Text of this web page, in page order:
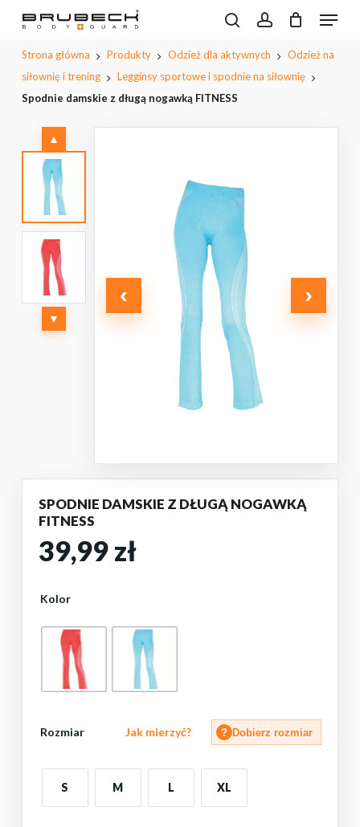
głównej
Wyszukiwarka
Menu
Strona główna Produkty Odzież dla aktywnych
Odzież na
siłownię i trening
Legginsy sportowe i spodnie na siłownię
Spodnie damskie z długą nogawką FITNESS
▲
▼
‹ ›
SPODNIE DAMSKIE Z DŁUGĄ NOGAWKĄ
FITNESS
39,99zł
Kolor
Rozmiar Jak mierzyć? ? Dobierz rozmiar
S M L XL
„Spodnie damskie z długą
nogawką FITNESS”